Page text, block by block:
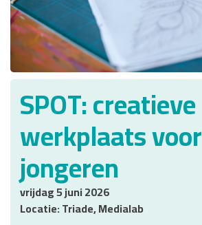
SPOT: creatieve
werkplaats voor
jongeren
vrijdag 5 juni 2026
Locatie: Triade, Medialab